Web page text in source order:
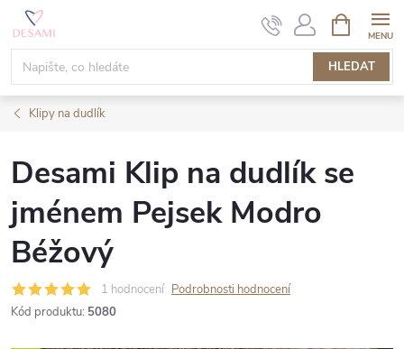
Přejít
obsah
HLEDAT
NÁKUPNÍ
KOŠÍK
Klipy na dudlík
Desami Klip na dudlík se
jménem Pejsek Modro
Béžový
1 hodnocení Podrobnosti hodnocení
Kód produktu: 5080